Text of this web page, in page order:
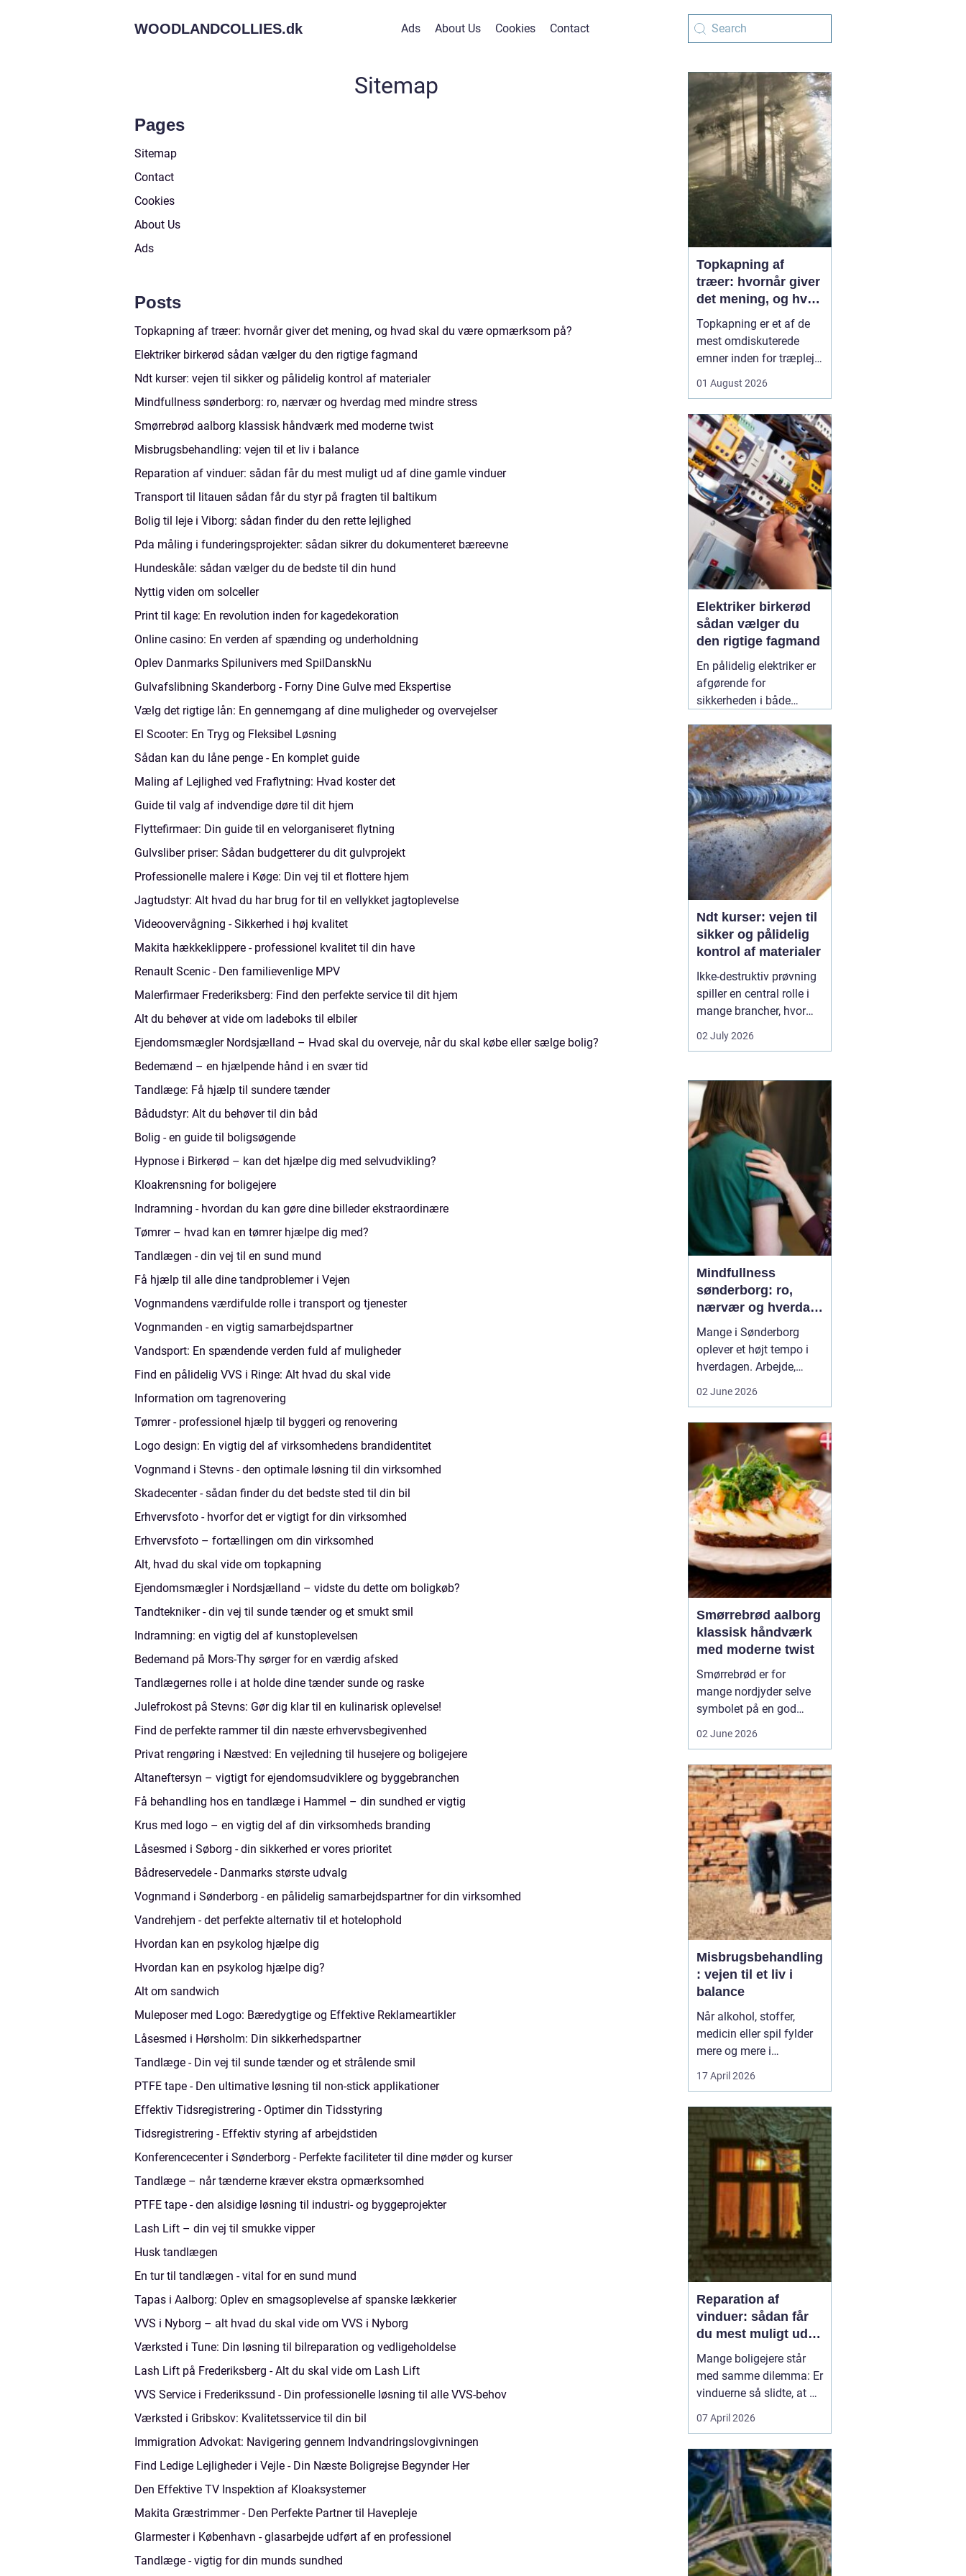
WOODLANDCOLLIES.dk Ads About Us Cookies Contact
Sitemap
Pages
Sitemap
Contact
Cookies
About Us
Ads
Posts
Topkapning af træer: hvornår giver det mening, og hvad skal du være opmærksom på?
Elektriker birkerød sådan vælger du den rigtige fagmand
Ndt kurser: vejen til sikker og pålidelig kontrol af materialer
Mindfullness sønderborg: ro, nærvær og hverdag med mindre stress
Smørrebrød aalborg klassisk håndværk med moderne twist
Misbrugsbehandling: vejen til et liv i balance
Reparation af vinduer: sådan får du mest muligt ud af dine gamle vinduer
Transport til litauen sådan får du styr på fragten til baltikum
Bolig til leje i Viborg: sådan finder du den rette lejlighed
Pda måling i funderingsprojekter: sådan sikrer du dokumenteret bæreevne
Hundeskåle: sådan vælger du de bedste til din hund
Nyttig viden om solceller
Print til kage: En revolution inden for kagedekoration
Online casino: En verden af spænding og underholdning
Oplev Danmarks Spilunivers med SpilDanskNu
Gulvafslibning Skanderborg - Forny Dine Gulve med Ekspertise
Vælg det rigtige lån: En gennemgang af dine muligheder og overvejelser
El Scooter: En Tryg og Fleksibel Løsning
Sådan kan du låne penge - En komplet guide
Maling af Lejlighed ved Fraflytning: Hvad koster det
Guide til valg af indvendige døre til dit hjem
Flyttefirmaer: Din guide til en velorganiseret flytning
Gulvsliber priser: Sådan budgetterer du dit gulvprojekt
Professionelle malere i Køge: Din vej til et flottere hjem
Jagtudstyr: Alt hvad du har brug for til en vellykket jagtoplevelse
Videoovervågning - Sikkerhed i høj kvalitet
Makita hækkeklippere - professionel kvalitet til din have
Renault Scenic - Den familievenlige MPV
Malerfirmaer Frederiksberg: Find den perfekte service til dit hjem
Alt du behøver at vide om ladeboks til elbiler
Ejendomsmægler Nordsjælland – Hvad skal du overveje, når du skal købe eller sælge bolig?
Bedemænd – en hjælpende hånd i en svær tid
Tandlæge: Få hjælp til sundere tænder
Bådudstyr: Alt du behøver til din båd
Bolig - en guide til boligsøgende
Hypnose i Birkerød – kan det hjælpe dig med selvudvikling?
Kloakrensning for boligejere
Indramning - hvordan du kan gøre dine billeder ekstraordinære
Tømrer – hvad kan en tømrer hjælpe dig med?
Tandlægen - din vej til en sund mund
Få hjælp til alle dine tandproblemer i Vejen
Vognmandens værdifulde rolle i transport og tjenester
Vognmanden - en vigtig samarbejdspartner
Vandsport: En spændende verden fuld af muligheder
Find en pålidelig VVS i Ringe: Alt hvad du skal vide
Information om tagrenovering
Tømrer - professionel hjælp til byggeri og renovering
Logo design: En vigtig del af virksomhedens brandidentitet
Vognmand i Stevns - den optimale løsning til din virksomhed
Skadecenter - sådan finder du det bedste sted til din bil
Erhvervsfoto - hvorfor det er vigtigt for din virksomhed
Erhvervsfoto – fortællingen om din virksomhed
Alt, hvad du skal vide om topkapning
Ejendomsmægler i Nordsjælland – vidste du dette om boligkøb?
Tandtekniker - din vej til sunde tænder og et smukt smil
Indramning: en vigtig del af kunstoplevelsen
Bedemand på Mors-Thy sørger for en værdig afsked
Tandlægernes rolle i at holde dine tænder sunde og raske
Julefrokost på Stevns: Gør dig klar til en kulinarisk oplevelse!
Find de perfekte rammer til din næste erhvervsbegivenhed
Privat rengøring i Næstved: En vejledning til husejere og boligejere
Altaneftersyn – vigtigt for ejendomsudviklere og byggebranchen
Få behandling hos en tandlæge i Hammel – din sundhed er vigtig
Krus med logo – en vigtig del af din virksomheds branding
Låsesmed i Søborg - din sikkerhed er vores prioritet
Bådreservedele - Danmarks største udvalg
Vognmand i Sønderborg - en pålidelig samarbejdspartner for din virksomhed
Vandrehjem - det perfekte alternativ til et hotelophold
Hvordan kan en psykolog hjælpe dig
Hvordan kan en psykolog hjælpe dig?
Alt om sandwich
Muleposer med Logo: Bæredygtige og Effektive Reklameartikler
Låsesmed i Hørsholm: Din sikkerhedspartner
Tandlæge - Din vej til sunde tænder og et strålende smil
PTFE tape - Den ultimative løsning til non-stick applikationer
Effektiv Tidsregistrering - Optimer din Tidsstyring
Tidsregistrering - Effektiv styring af arbejdstiden
Konferencecenter i Sønderborg - Perfekte faciliteter til dine møder og kurser
Tandlæge – når tænderne kræver ekstra opmærksomhed
PTFE tape - den alsidige løsning til industri- og byggeprojekter
Lash Lift – din vej til smukke vipper
Husk tandlægen
En tur til tandlægen - vital for en sund mund
Tapas i Aalborg: Oplev en smagsoplevelse af spanske lækkerier
VVS i Nyborg – alt hvad du skal vide om VVS i Nyborg
Værksted i Tune: Din løsning til bilreparation og vedligeholdelse
Lash Lift på Frederiksberg - Alt du skal vide om Lash Lift
VVS Service i Frederikssund - Din professionelle løsning til alle VVS-behov
Værksted i Gribskov: Kvalitetsservice til din bil
Immigration Advokat: Navigering gennem Indvandringslovgivningen
Find Ledige Lejligheder i Vejle - Din Næste Boligrejse Begynder Her
Den Effektive TV Inspektion af Kloaksystemer
Makita Græstrimmer - Den Perfekte Partner til Havepleje
Glarmester i København - glasarbejde udført af en professionel
Tandlæge - vigtig for din munds sundhed
Topkapning af
træer: hvornår giver
det mening, og hvad
skal du være
opmærksom på?
Topkapning er et af de
mest omdiskuterede
emner inden for træpleje.
på et for højt træ tæt på
tænker, at problemet er
løst, hvis man bare s...
01 August 2026
Elektriker birkerød
sådan vælger du
den rigtige fagmand
En pålidelig elektriker er
afgørende for
sikkerheden i både
virksomheder.
Elinstallationer er
usynlige i hverdagen,
men når noget fejler,
mærker man det med
det samme. I Birkerød og
omegn søger mange
efter en10 July 2026
Ndt kurser: vejen til
sikker og pålidelig
kontrol af materialer
Ikke-destruktiv prøvning
spiller en central rolle i
mange brancher, hvor
sikkerhed, kvalitet og
driftssikkerhed er
kurserkan teknikere,
svejsere, tilsynsførende
og ingeniører dokumen...
02 July 2026
Mindfullness
sønderborg: ro,
nærvær og hverdag
med mindre stress
Mange i Sønderborg
oplever et højt tempo i
hverdagen. Arbejde,
kan sætte nervesystemet
på overarbejde. Herkan
min...
02 June 2026
Smørrebrød aalborg
klassisk håndværk
med moderne twist
Smørrebrød er for
mange nordjyder selve
symbolet på en god
der forener tradition og
nytænkning. Her spiller
gode råvarer, lokalt
håndværk og kreativ
anretning sammen, så
du får en...
02 June 2026
Misbrugsbehandling
: vejen til et liv i
balance
Når alkohol, stoffer,
medicin eller spil fylder
mere og mere i
hverdagen, bliver
grænsen mellem vane
sløret. Mange forsøger
længe at klare sig selv,
men for en stor del viser
erfaringen, at...
17 April 2026
Reparation af
vinduer: sådan får
du mest muligt ud af
dine gamle vinduer
Mange boligejere står
med samme dilemma: Er
vinduerne så slidte, at de
bør skiftes, eller kan de
repareres og få nyt liv? I
kan en grundig
reparation af vinduer
være en både økon...
07 April 2026